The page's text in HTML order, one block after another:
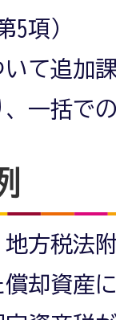
5項）
て追加
一括で
方税法
却資産